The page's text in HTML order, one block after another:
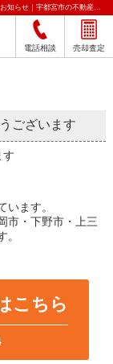
宇都宮市緑 中古住宅 ご契約おめでとうございます【2024-07-29更新】お知らせ｜宇都宮市の不動産をクイック売却査定｜宇都宮不動産
電話相談 売却査定
ございます
す
います。
市・下野市・上三
こちら